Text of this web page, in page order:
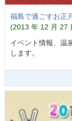
福島で過ごすお正
(2013 年 12 月 27
イベント情報、温
します。